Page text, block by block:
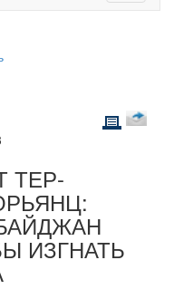
ТЕР-
ИЗГНАТЬ